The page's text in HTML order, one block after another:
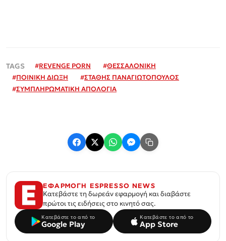
#REVENGE PORN #ΘΕΣΣΑΛΟΝΙΚΗ
#ΠΟΙΝΙΚΗ ΔΙΩΞΗ #ΣΤΑΘΗΣ ΠΑΝΑΓΙΩΤΟΠΟΥΛΟΣ
#ΣΥΜΠΛΗΡΩΜΑΤΙΚΗ ΑΠΟΛΟΓΙΑ
ΕΦΑΡΜΟΓΗ ESPRESSO NEWS
Κατεβάστε τη δωρεάν εφαρμογή και διαβάστε
πρώτοι τις ειδήσεις στο κινητό σας.
Κατεβάστε το από το
Google Play
Κατεβάστε το από το
App Store